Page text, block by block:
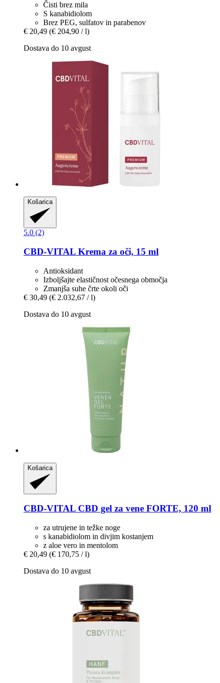
Čisti brez mila
S kanabidiolom
Brez PEG, sulfatov in parabenov
€ 20,49 (€ 204,90 / l)
Dostava do 10 avgust
Košarica
5.0 (2)
CBD-VITAL Krema za oči, 15 ml
Antioksidant
Izboljšajte elastičnost očesnega območja
Zmanjša suhe črte okoli oči
€ 30,49 (€ 2.032,67 / l)
Dostava do 10 avgust
Košarica
CBD-VITAL CBD gel za vene FORTE, 120 ml
za utrujene in težke noge
s kanabidiolom in divjim kostanjem
z aloe vero in mentolom
€ 20,49 (€ 170,75 / l)
Dostava do 10 avgust